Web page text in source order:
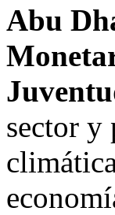
Abu
sector y